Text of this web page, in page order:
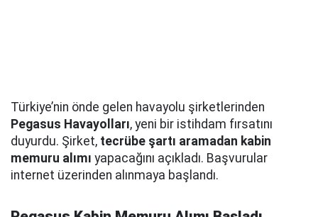
Türkiye’nin önde gelen havayolu şirketlerinden
Pegasus Havayolları, yeni bir istihdam fırsatını
duyurdu. Şirket, tecrübe şartı aramadan kabin
memuru alımı yapacağını açıkladı. Başvurular
internet üzerinden alınmaya başlandı.